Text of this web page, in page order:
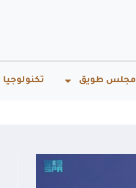
مجلس طويق تكنولوجيا